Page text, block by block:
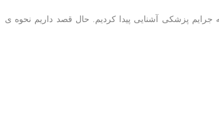
پزشکی آشنایی پیدا کردیم. حال قصد داریم نحوه ی